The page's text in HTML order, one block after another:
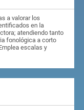
a valorar los
en la
atendiendo tanto
fonológica a corto
escalas y